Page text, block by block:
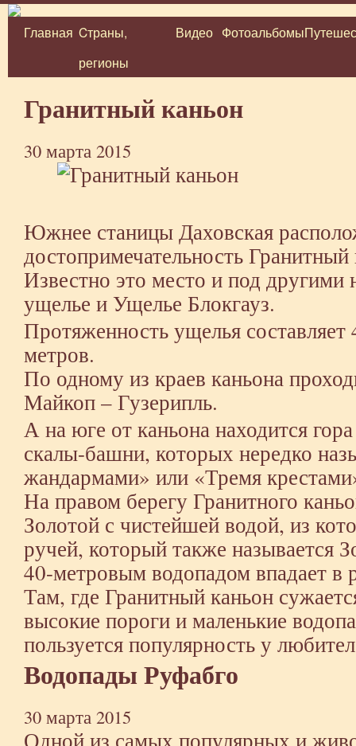
Перейти
Главная Cтраны,
регионы
Видео Фотоальбомы
Гранитный каньон
30 марта 2015
Южнее станицы Даховская
достопримечательность
Известно это место и под другими
ущелье и Ущелье Блокгауз.
Протяженность ущелья
метров.
По одному из краев каньона
Майкоп – Гузерипль.
А на юге от каньона находится
скалы-башни, которых нередко
жандармами» или «Тремя
На правом берегу Гранитного
Золотой с чистейшей водой, из
ручей, который также называется
40-метровым водопадом впадает в
Там, где Гранитный каньон
высокие пороги и маленькие
пользуется популярность у
Водопады Руфабго
30 марта 2015
Одной из самых популярных и